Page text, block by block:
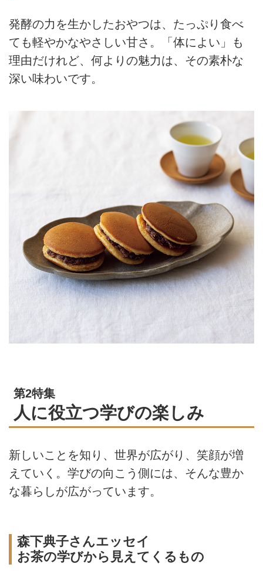
発酵の力を生かしたおやつは、たっぷり食べ
ても軽やかなやさしい甘さ。「体によい」も
理由だけれど、何よりの魅力は、その素朴な
深い味わいです。
第2特集
人に役立つ学びの楽しみ
新しいことを知り、世界が広がり、笑顔が増
えていく。学びの向こう側には、そんな豊か
な暮らしが広がっています。
森下典子さんエッセイ
お茶の学びから見えてくるもの